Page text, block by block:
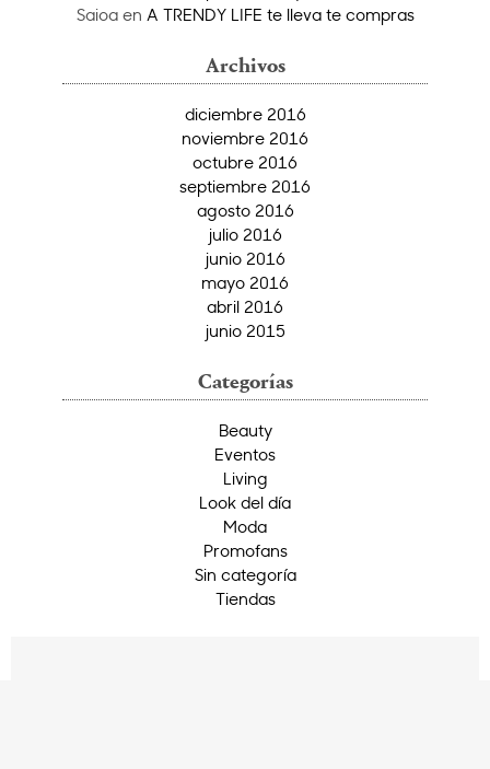
Saioaen A TRENDY LIFE te lleva te compras
Archivos
diciembre 2016
noviembre 2016
octubre 2016
septiembre 2016
agosto 2016
julio 2016
junio 2016
mayo 2016
abril 2016
junio 2015
Categorías
Beauty
Eventos
Living
Look del día
Moda
Promofans
Sin categoría
Tiendas